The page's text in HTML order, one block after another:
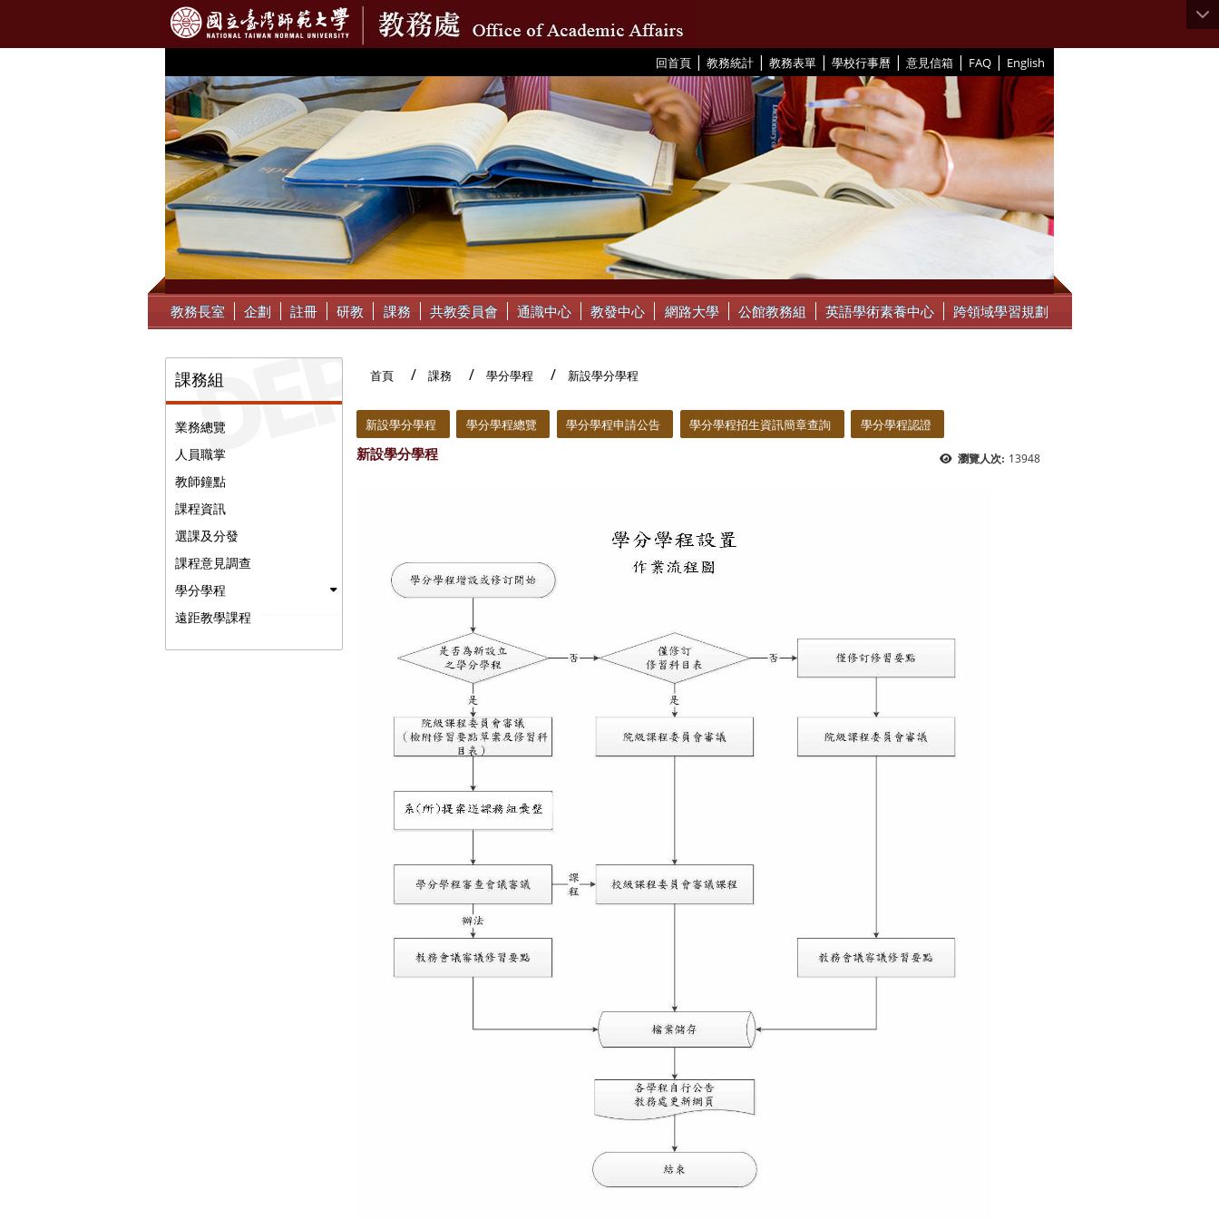
回首頁 | 教務統計 | 教務表單 | 學校行事曆 | 意見信箱 | FAQ | English
::: 教務長室 企劃 註冊 研教 課務 共教委員會 通識中心 教發中心 網路大學 公館教務組 英語學術素養中心 跨領域學習規劃
課務組
業務總覽
人員職掌
教師鐘點
課程資訊
選課及分發
課程意見調查
學分學程
遠距教學課程
首頁 課務 學分學程 新設學分學程
新設學分學程 學分學程總覽 學分學程申請公告 學分學程招生資訊簡章查詢 學分學程認證
瀏覽人次: 13948
新設學分學程